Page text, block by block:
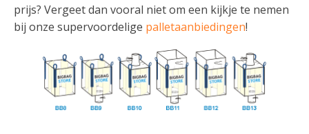
prijs? Vergeet dan vooral niet om een kijkje te nemen
bij onze supervoordelige palletaanbiedingen!